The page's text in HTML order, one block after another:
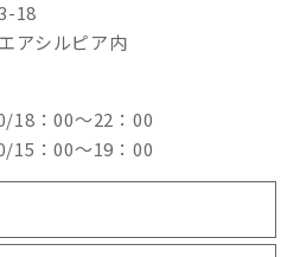
18
アシルピア内
18：00～22：00
：00～19：00